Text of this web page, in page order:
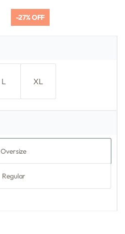
-27% OFF
L XL
Oversize
Regular